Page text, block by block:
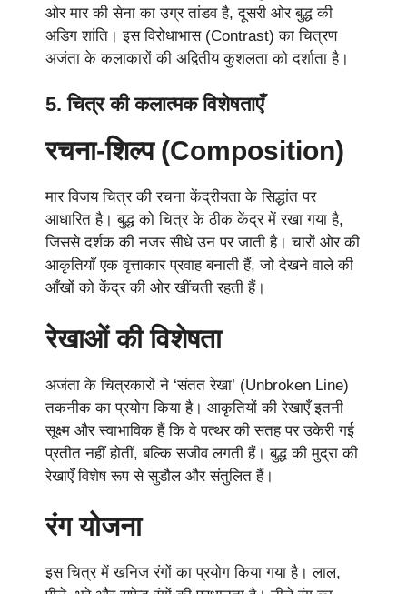
ओर मार की सेना का उग्र तांडव है, दूसरी ओर बुद्ध की
अडिग शांति। इस विरोधाभास (Contrast) का चित्रण
अजंता के कलाकारों की अद्वितीय कुशलता को दर्शाता है।
5. चित्र की कलात्मक विशेषताएँ
रचना-शिल्प (Composition)
मार विजय चित्र की रचना केंद्रीयता के सिद्धांत पर
आधारित है। बुद्ध को चित्र के ठीक केंद्र में रखा गया है,
जिससे दर्शक की नजर सीधे उन पर जाती है। चारों ओर की
आकृतियाँ एक वृत्ताकार प्रवाह बनाती हैं, जो देखने वाले की
आँखों को केंद्र की ओर खींचती रहती हैं।
रेखाओं की विशेषता
अजंता के चित्रकारों ने ‘संतत रेखा’ (Unbroken Line)
तकनीक का प्रयोग किया है। आकृतियों की रेखाएँ इतनी
सूक्ष्म और स्वाभाविक हैं कि वे पत्थर की सतह पर उकेरी गई
प्रतीत नहीं होतीं, बल्कि सजीव लगती हैं। बुद्ध की मुद्रा की
रेखाएँ विशेष रूप से सुडौल और संतुलित हैं।
रंग योजना
इस चित्र में खनिज रंगों का प्रयोग किया गया है। लाल,